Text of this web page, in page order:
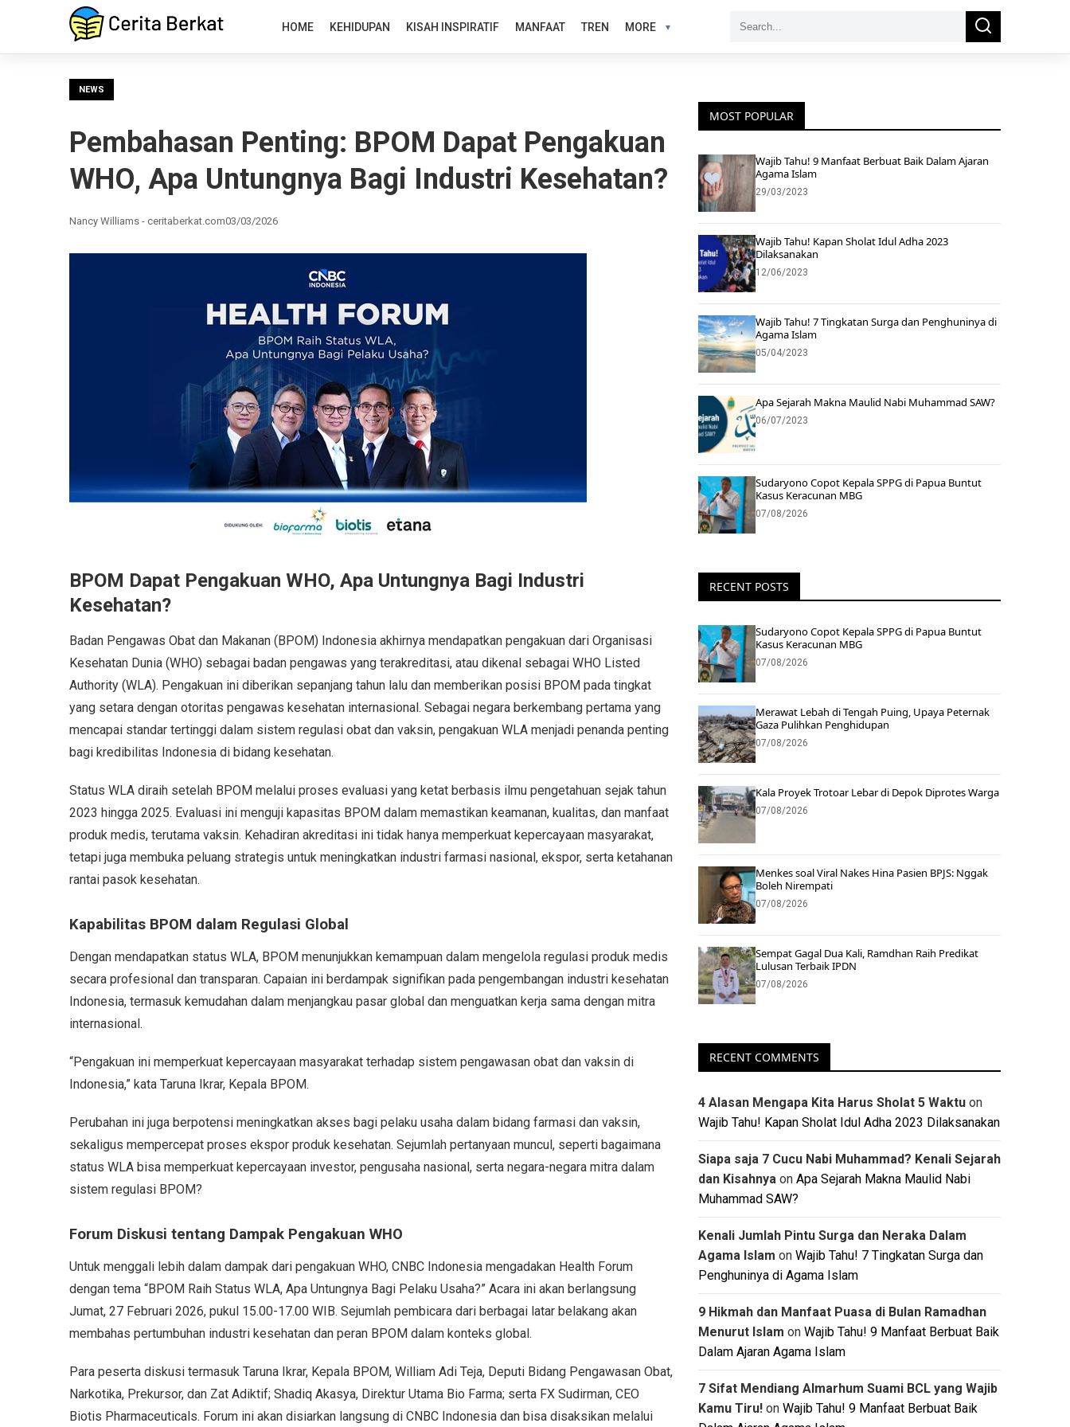
HOME KEHIDUPAN KISAH INSPIRATIF MANFAAT TREN MORE
Search
Search
NEWS
Pembahasan Penting: BPOM Dapat Pengakuan
WHO, Apa Untungnya Bagi Industri Kesehatan?
Nancy Williams - ceritaberkat.com03/03/2026
BPOM Dapat Pengakuan WHO, Apa Untungnya Bagi Industri
Kesehatan?
Badan Pengawas Obat dan Makanan (BPOM) Indonesia akhirnya mendapatkan pengakuan dari Organisasi
Kesehatan Dunia (WHO) sebagai badan pengawas yang terakreditasi, atau dikenal sebagai WHO Listed
Authority (WLA). Pengakuan ini diberikan sepanjang tahun lalu dan memberikan posisi BPOM pada tingkat
yang setara dengan otoritas pengawas kesehatan internasional. Sebagai negara berkembang pertama yang
mencapai standar tertinggi dalam sistem regulasi obat dan vaksin, pengakuan WLA menjadi penanda penting
bagi kredibilitas Indonesia di bidang kesehatan.
Status WLA diraih setelah BPOM melalui proses evaluasi yang ketat berbasis ilmu pengetahuan sejak tahun
2023 hingga 2025. Evaluasi ini menguji kapasitas BPOM dalam memastikan keamanan, kualitas, dan manfaat
produk medis, terutama vaksin. Kehadiran akreditasi ini tidak hanya memperkuat kepercayaan masyarakat,
tetapi juga membuka peluang strategis untuk meningkatkan industri farmasi nasional, ekspor, serta ketahanan
rantai pasok kesehatan.
Kapabilitas BPOM dalam Regulasi Global
Dengan mendapatkan status WLA, BPOM menunjukkan kemampuan dalam mengelola regulasi produk medis
secara profesional dan transparan. Capaian ini berdampak signifikan pada pengembangan industri kesehatan
Indonesia, termasuk kemudahan dalam menjangkau pasar global dan menguatkan kerja sama dengan mitra
internasional.
“Pengakuan ini memperkuat kepercayaan masyarakat terhadap sistem pengawasan obat dan vaksin di
Indonesia,” kata Taruna Ikrar, Kepala BPOM.
Perubahan ini juga berpotensi meningkatkan akses bagi pelaku usaha dalam bidang farmasi dan vaksin,
sekaligus mempercepat proses ekspor produk kesehatan. Sejumlah pertanyaan muncul, seperti bagaimana
status WLA bisa memperkuat kepercayaan investor, pengusaha nasional, serta negara-negara mitra dalam
sistem regulasi BPOM?
Forum Diskusi tentang Dampak Pengakuan WHO
Untuk menggali lebih dalam dampak dari pengakuan WHO, CNBC Indonesia mengadakan Health Forum
dengan tema “BPOM Raih Status WLA, Apa Untungnya Bagi Pelaku Usaha?” Acara ini akan berlangsung
Jumat, 27 Februari 2026, pukul 15.00-17.00 WIB. Sejumlah pembicara dari berbagai latar belakang akan
membahas pertumbuhan industri kesehatan dan peran BPOM dalam konteks global.
Para peserta diskusi termasuk Taruna Ikrar, Kepala BPOM, William Adi Teja, Deputi Bidang Pengawasan Obat,
Narkotika, Prekursor, dan Zat Adiktif; Shadiq Akasya, Direktur Utama Bio Farma; serta FX Sudirman, CEO
Biotis Pharmaceuticals. Forum ini akan disiarkan langsung di CNBC Indonesia dan bisa disaksikan melalui
MOST POPULAR
Wajib Tahu! 9 Manfaat Berbuat Baik Dalam Ajaran
Agama Islam
29/03/2023
Wajib Tahu! Kapan Sholat Idul Adha 2023
Dilaksanakan
12/06/2023
Wajib Tahu! 7 Tingkatan Surga dan Penghuninya di
Agama Islam
05/04/2023
Apa Sejarah Makna Maulid Nabi Muhammad SAW?
06/07/2023
Sudaryono Copot Kepala SPPG di Papua Buntut
Kasus Keracunan MBG
07/08/2026
RECENT POSTS
Sudaryono Copot Kepala SPPG di Papua Buntut
Kasus Keracunan MBG
07/08/2026
Merawat Lebah di Tengah Puing, Upaya Peternak
Gaza Pulihkan Penghidupan
07/08/2026
Kala Proyek Trotoar Lebar di Depok Diprotes Warga
07/08/2026
Menkes soal Viral Nakes Hina Pasien BPJS: Nggak
Boleh Nirempati
07/08/2026
Sempat Gagal Dua Kali, Ramdhan Raih Predikat
Lulusan Terbaik IPDN
07/08/2026
RECENT COMMENTS
4 Alasan Mengapa Kita Harus Sholat 5 Waktu on
Wajib Tahu! Kapan Sholat Idul Adha 2023 Dilaksanakan
Siapa saja 7 Cucu Nabi Muhammad? Kenali Sejarah
dan Kisahnya on Apa Sejarah Makna Maulid Nabi
Muhammad SAW?
Kenali Jumlah Pintu Surga dan Neraka Dalam
Agama Islam on Wajib Tahu! 7 Tingkatan Surga dan
Penghuninya di Agama Islam
9 Hikmah dan Manfaat Puasa di Bulan Ramadhan
Menurut Islam on Wajib Tahu! 9 Manfaat Berbuat Baik
Dalam Ajaran Agama Islam
7 Sifat Mendiang Almarhum Suami BCL yang Wajib
Kamu Tiru! on Wajib Tahu! 9 Manfaat Berbuat Baik